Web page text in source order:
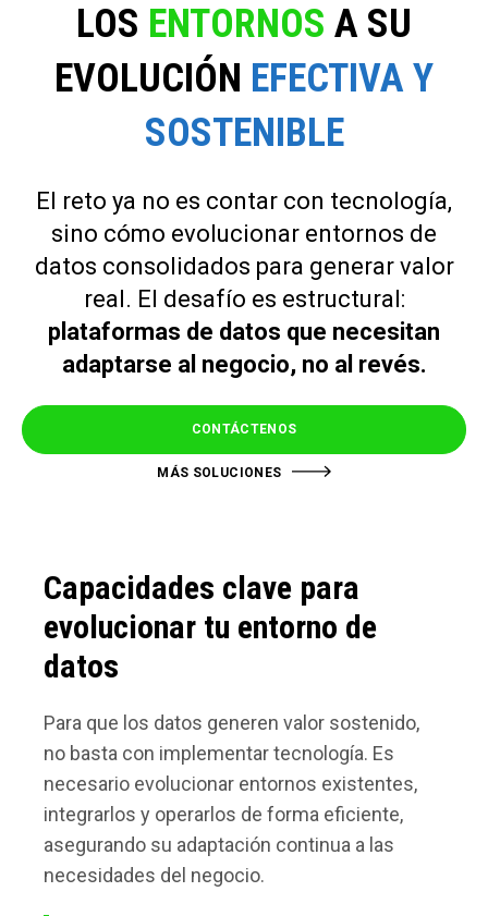
LOS ENTORNOS A SU
EVOLUCIÓN EFECTIVA Y
SOSTENIBLE
El reto ya no es contar con tecnología,
sino cómo evolucionar entornos de
datos consolidados para generar valor
real. El desafío es estructural:
plataformas de datos que necesitan
adaptarse al negocio, no al revés.
CONTÁCTENOS
MÁS SOLUCIONES
Capacidades clave para
evolucionar tu entorno de
datos
Para que los datos generen valor sostenido,
no basta con implementar tecnología. Es
necesario evolucionar entornos existentes,
integrarlos y operarlos de forma eficiente,
asegurando su adaptación continua a las
necesidades del negocio.